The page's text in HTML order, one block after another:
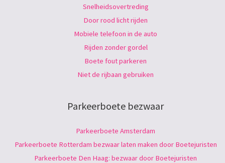
Snelheidsovertreding
Door rood licht rijden
Mobiele telefoon in de auto
Rijden zonder gordel
Boete fout parkeren
Niet de rijbaan gebruiken
Parkeerboete bezwaar
Parkeerboete Amsterdam
Parkeerboete Rotterdam bezwaar laten maken door Boetejuristen
Parkeerboete Den Haag: bezwaar door Boetejuristen